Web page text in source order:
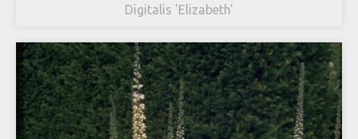
Digitalis 'Elizabeth'